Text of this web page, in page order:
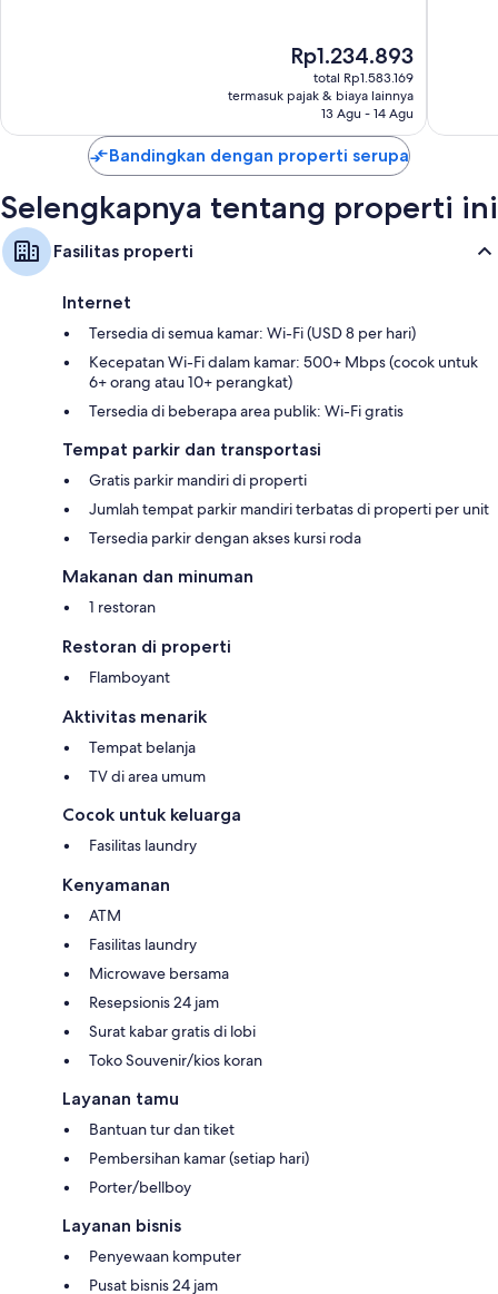
Harga
sekarang
Rp1.234.893
Rp1.234.893
total Rp1.583.169
termasuk pajak & biaya lainnya
13 Agu - 14 Agu
Bandingkan dengan properti serupa
Selengkapnya tentang properti ini
Fasilitas properti
Internet
Tersedia di semua kamar: Wi-Fi (USD 8 per hari)
Kecepatan Wi-Fi dalam kamar: 500+ Mbps (cocok untuk
6+ orang atau 10+ perangkat)
Tersedia di beberapa area publik: Wi-Fi gratis
Tempat parkir dan transportasi
Gratis parkir mandiri di properti
Jumlah tempat parkir mandiri terbatas di properti per unit
Tersedia parkir dengan akses kursi roda
Makanan dan minuman
1 restoran
Restoran di properti
Flamboyant
Aktivitas menarik
Tempat belanja
TV di area umum
Cocok untuk keluarga
Fasilitas laundry
Kenyamanan
ATM
Fasilitas laundry
Microwave bersama
Resepsionis 24 jam
Surat kabar gratis di lobi
Toko Souvenir/kios koran
Layanan tamu
Bantuan tur dan tiket
Pembersihan kamar (setiap hari)
Porter/bellboy
Layanan bisnis
Penyewaan komputer
Pusat bisnis 24 jam